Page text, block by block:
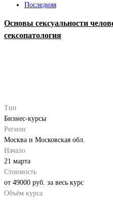
Последняя
Основы сексуальности
сексопатология
Тип
Бизнес-курсы
Регион
Москва и Московская обл.
Начало
21 марта
Стоимость
от 49000 руб. за весь курс
Объём курса